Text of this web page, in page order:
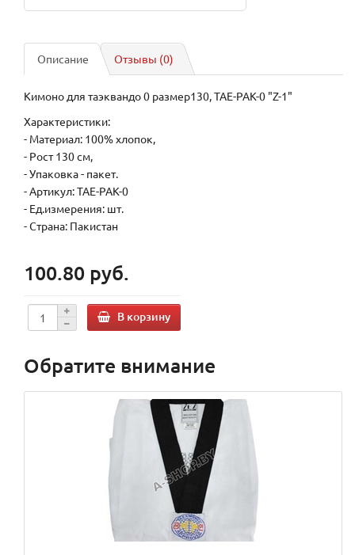
Описание Отзывы (0)
Кимоно для таэквандо 0 размер130, TAE-PAK-0 "Z-1"
Характеристики:
- Материал: 100% хлопок,
- Рост 130 см,
- Упаковка - пакет.
- Артикул: TAE-PAK-0
- Ед.измерения: шт.
- Страна: Пакистан
100.80 руб.
В корзину
Обратите внимание